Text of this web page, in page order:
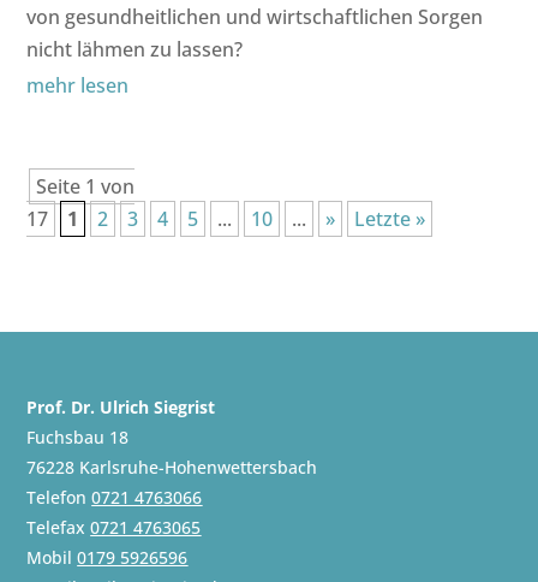
von gesundheitlichen und wirtschaftlichen Sorgen
nicht lähmen zu lassen?
mehr lesen
Seite 1 von
17
1 2 3 4 5 ... 10 ... » Letzte »
Prof. Dr. Ulrich Siegrist
Fuchsbau 18
76228 Karlsruhe-Hohenwettersbach
Telefon0721 4763066
Telefax0721 4763065
Mobil0179 5926596